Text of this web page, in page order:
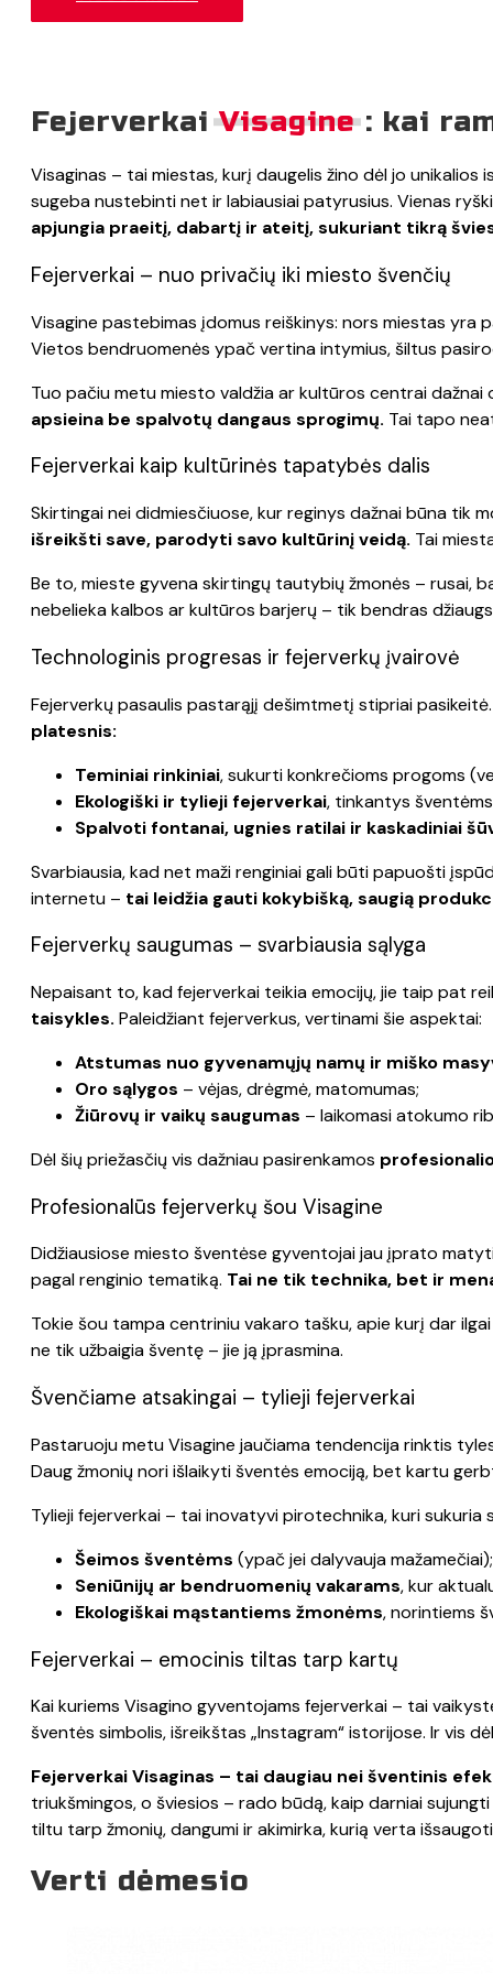
FejerverkaiVisagine: kai
Visaginas – tai miestas, kurį daugelis žino dėl jo
sugeba nustebinti net ir labiausiai patyrusius. Vienas
apjungia praeitį, dabartį ir ateitį, sukuriant tikrą
Fejerverkai – nuo privačių iki miesto švenčių
Visagine pastebimas įdomus reiškinys: nors miestas yra
Vietos bendruomenės ypač vertina intymius, šiltus
Tuo pačiu metu miesto valdžia ar kultūros centrai
apsieina be spalvotų dangaus sprogimų. Tai tapo
Fejerverkai kaip kultūrinės tapatybės dalis
Skirtingai nei didmiesčiuose, kur reginys dažnai būna tik
išreikšti save, parodyti savo kultūrinį veidą. Tai
Be to, mieste gyvena skirtingų tautybių žmonės – rusai,
nebelieka kalbos ar kultūros barjerų – tik bendras
Technologinis progresas ir fejerverkų įvairovė
Fejerverkų pasaulis pastarąjį dešimtmetį stipriai
platesnis:
Teminiai rinkiniai, sukurti konkrečioms progoms
Ekologiški ir tylieji fejerverkai, tinkantys
Spalvoti fontanai, ugnies ratilai ir kaskadiniai
Svarbiausia, kad net maži renginiai gali būti papuošti
internetu – tai leidžia gauti kokybišką, saugią
Fejerverkų saugumas – svarbiausia sąlyga
Nepaisant to, kad fejerverkai teikia emocijų, jie taip pat
taisykles. Paleidžiant fejerverkus, vertinami šie aspektai:
Atstumas nuo gyvenamųjų namų ir miško
Oro sąlygos – vėjas, drėgmė, matomumas;
Žiūrovų ir vaikų saugumas – laikomasi atokumo
Dėl šių priežasčių vis dažniau pasirenkamos
Profesionalūs fejerverkų šou Visagine
Didžiausiose miesto šventėse gyventojai jau įprato
pagal renginio tematiką. Tai ne tik technika, bet ir
Tokie šou tampa centriniu vakaro tašku, apie kurį dar
ne tik užbaigia šventę – jie ją įprasmina.
Švenčiame atsakingai – tylieji fejerverkai
Pastaruoju metu Visagine jaučiama tendencija rinktis
Daug žmonių nori išlaikyti šventės emociją, bet kartu
Tylieji fejerverkai – tai inovatyvi pirotechnika, kuri
Šeimos šventėms (ypač jei dalyvauja mažamečiai);
Seniūnijų ar bendruomenių vakarams, kur
Ekologiškai mąstantiems žmonėms, norintiems
Fejerverkai – emocinis tiltas tarp kartų
Kai kuriems Visagino gyventojams fejerverkai – tai
šventės simbolis, išreikštas „Instagram“ istorijose. Ir vis
Fejerverkai Visaginas – tai daugiau nei šventinis
triukšmingos, o šviesios – rado būdą, kaip darniai
tiltu tarp žmonių, dangumi ir akimirka, kurią verta
Verti dėmesio